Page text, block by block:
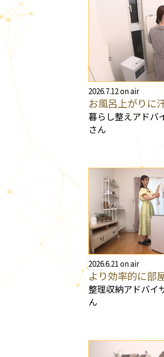
2026.7.12 on air
お風呂上がりに
暮らし整えアドバ
さん
2026.6.21 on air
より効率的に部
整理収納アドバイ
ん